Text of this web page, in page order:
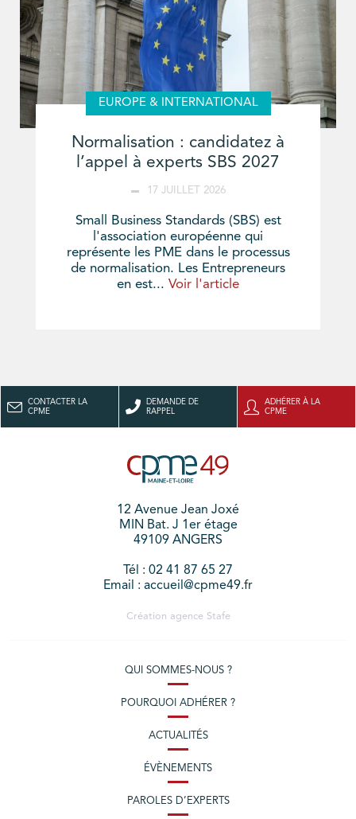
EUROPE & INTERNATIONAL
Normalisation : candidatez à
l’appel à experts SBS 2027
17 JUILLET 2026
Small Business Standards (SBS) est
l'association européenne qui
représente les PME dans le processus
de normalisation. Les Entrepreneurs
en est... Voir l'article
CONTACTER LA
CPME
DEMANDE DE
RAPPEL
ADHÉRER À LA
CPME
12 Avenue Jean Joxé
MIN Bat. J 1er étage
49109 ANGERS
Tél : 02 41 87 65 27
Email : accueil@cpme49.fr
Création agence Stafe
QUI SOMMES-NOUS ?
POURQUOI ADHÉRER ?
ACTUALITÉS
ÉVÈNEMENTS
PAROLES D’EXPERTS